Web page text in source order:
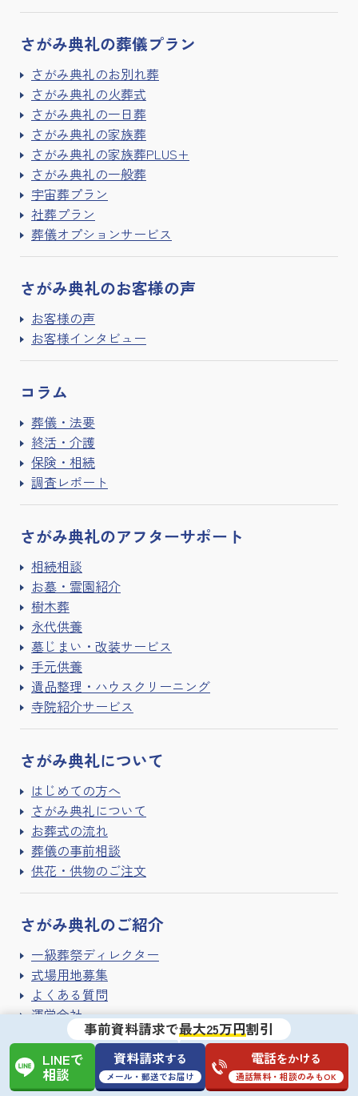
さがみ典礼の葬儀プラン
さがみ典礼のお別れ葬
さがみ典礼の火葬式
さがみ典礼の一日葬
さがみ典礼の家族葬
さがみ典礼の家族葬PLUS+
さがみ典礼の一般葬
宇宙葬プラン
社葬プラン
葬儀オプションサービス
さがみ典礼のお客様の声
お客様の声
お客様インタビュー
コラム
葬儀・法要
終活・介護
保険・相続
調査レポート
さがみ典礼のアフターサポート
相続相談
お墓・霊園紹介
樹木葬
永代供養
墓じまい・改装サービス
手元供養
遺品整理・ハウスクリーニング
寺院紹介サービス
さがみ典礼について
はじめての方へ
さがみ典礼について
お葬式の流れ
葬儀の事前相談
供花・供物のご注文
さがみ典礼のご紹介
一級葬祭ディレクター
式場用地募集
よくある質問
運営会社
個人情報の取り扱い
サイトご利用条件
サイトマップ
事前資料請求で最大25万円割引
LINEで
相談
資料請求する
メール・郵送でお届け
電話をかける
通話無料・相談のみもOK